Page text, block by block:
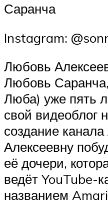
Саранча
Instagram:
Любовь
Любовь
Люба) уже пять
свой видеоблог
создание
Алексеевну
её дочери,
ведёт YouTube-
названием